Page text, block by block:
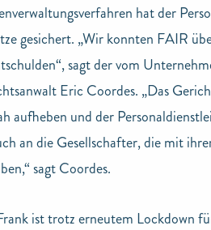
hat der
gesichert. „Wir konnten FAIR
sagt der vom
Eric Coordes. „Das
aufheben und der
an die Gesellschafter, die mit
sagt Coordes.
ist trotz erneutem Lockdown